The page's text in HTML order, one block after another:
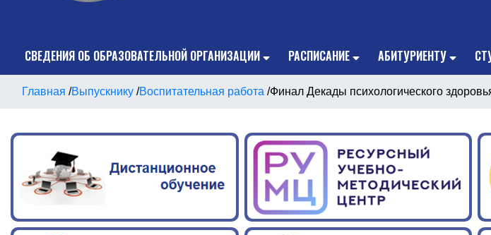
СВЕДЕНИЯ ОБ ОБРАЗОВАТЕЛЬНОЙ ОРГАНИЗАЦИИ РАСПИСАНИЕ АБИТУРИЕНТУ
Главная /Выпускнику /Воспитательная работа /Финал Декады психологического